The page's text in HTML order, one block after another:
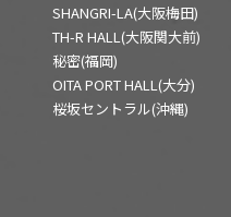
SHANGRI-LA(大阪梅田)
TH-R HALL(大阪関大前)
秘密(福岡)
OITA PORT HALL(大分)
桜坂セントラル(沖縄)